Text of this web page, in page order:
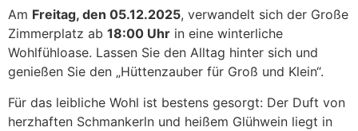
Am Freitag, den 05.12.2025, verwandelt sich der Große
Zimmerplatz ab 18:00 Uhr in eine winterliche
Wohlfühloase. Lassen Sie den Alltag hinter sich und
genießen Sie den „Hüttenzauber für Groß und Klein“.
Für das leibliche Wohl ist bestens gesorgt: Der Duft von
herzhaften Schmankerln und heißem Glühwein liegt in